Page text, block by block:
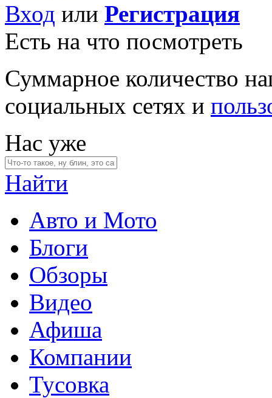
Вход или Регистрация
Есть на что посмотреть
Суммарное количество
социальных сетях и
Нас уже
Найти
Авто и Мото
Блоги
Обзоры
Видео
Афиша
Компании
Тусовка